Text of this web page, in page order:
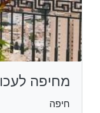
מחיפה לעכו
חיפה